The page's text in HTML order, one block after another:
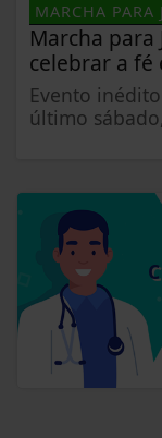
MARCHA PARA
Marcha para
celebrar a fé
Evento
último